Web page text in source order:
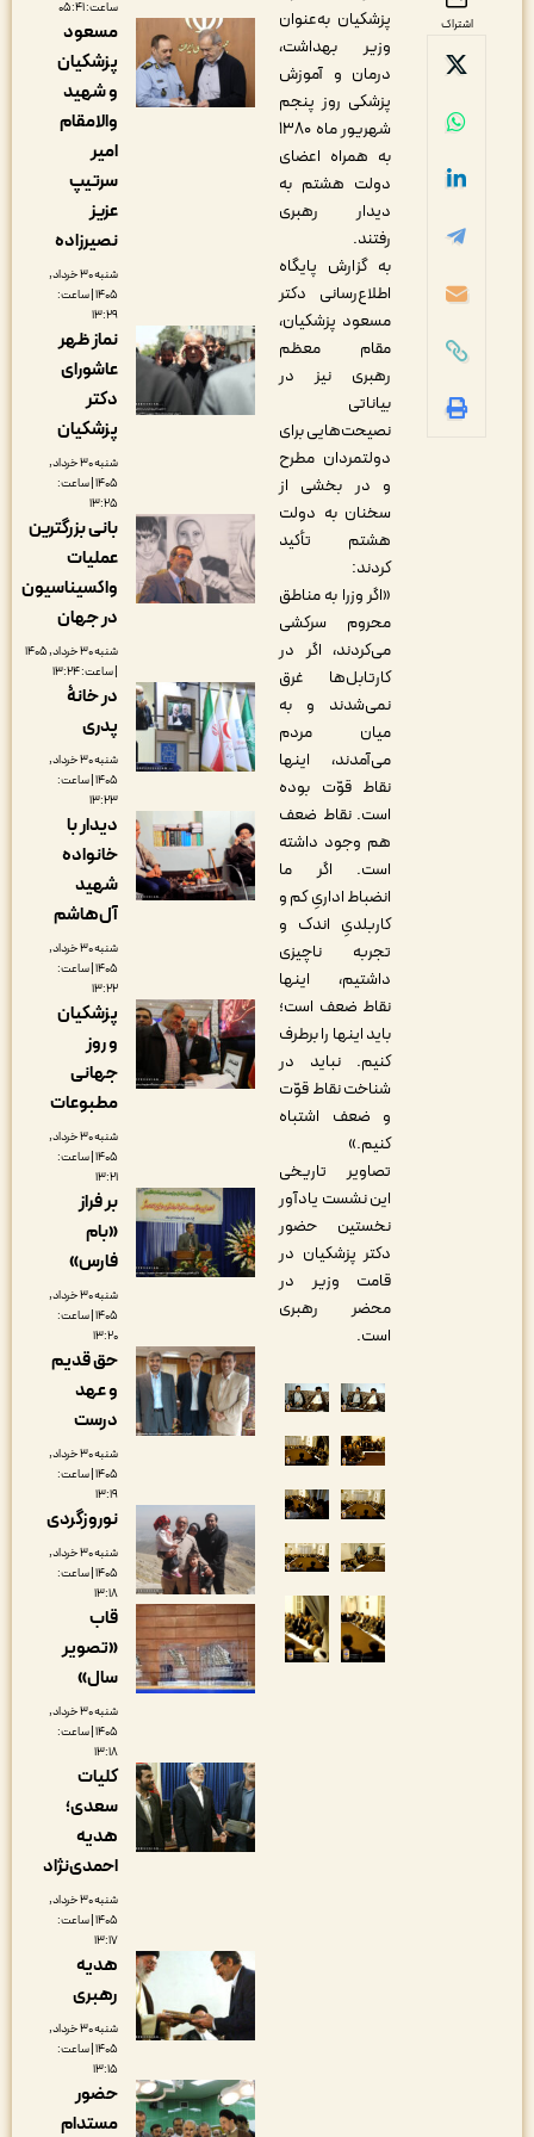
پزشکیان به‌عنوان
وزیر بهداشت،
درمان و آموزش
پزشکی روز پنجم
شهریور ماه ۱۳۸۰
به همراه اعضای
دولت هشتم به
دیدار رهبری
به گزارش پایگاه
اطلاع‌رسانی دکتر
مسعود پزشکیان،
مقام معظم
رهبری نیز در
نصیحت‌هایی برای
دولتمردان مطرح
و در بخشی از
سخنان به دولت
هشتم تأکید
«اگر وزرا به مناطق
محروم سرکشی
می‌کردند، اگر در
کارتابل‌ها غرق
نمی‌شدند و به
میان مردم
می‌آمدند، اینها
نقاط قوّت بوده
است. نقاط ضعف
هم وجود داشته
است. اگر ما
انضباط ادارىِ کم و
کاربلدىِ اندک و
تجربه ناچیزی
داشتیم، اینها
نقاط ضعف است؛
باید اینها را برطرف
کنیم. نباید در
شناخت نقاط قوّت
و ضعف اشتباه
تصاویر تاریخی
این نشست یادآور
نخستین حضور
دکتر پزشکیان در
قامت وزیر در
محضر رهبری
مسعود
پزشکیان
و شهید
والامقام
نصیرزاده
شنبه ۳۰ خرداد,
۱۴۰۵ | ساعت:
نماز ظهر
عاشورای
دکتر
پزشکیان
شنبه ۳۰ خرداد,
۱۴۰۵ | ساعت:
بانی بزرگترین
عملیات
واکسیناسیون
در جهان
شنبه ۳۰ خرداد, ۱۴۰۵
در خانۀ
پدری
شنبه ۳۰ خرداد,
۱۴۰۵ | ساعت:
دیدار با
خانواده
شهید
آل‌هاشم
شنبه ۳۰ خرداد,
۱۴۰۵ | ساعت:
پزشکیان
و روز
جهانی
مطبوعات
شنبه ۳۰ خرداد,
۱۴۰۵ | ساعت:
بر فراز
«بام
فارس»
شنبه ۳۰ خرداد,
۱۴۰۵ | ساعت:
حق قدیم
و عهد
درست
شنبه ۳۰ خرداد,
۱۴۰۵ | ساعت:
نوروزگردی
شنبه ۳۰ خرداد,
۱۴۰۵ | ساعت:
۱۳:۱۸
قاب
«تصویر
سال»
شنبه ۳۰ خرداد,
۱۴۰۵ | ساعت:
کلیات
سعدی؛
هدیه
احمدی‌نژاد
شنبه ۳۰ خرداد,
۱۴۰۵ | ساعت:
هدیه
رهبری
شنبه ۳۰ خرداد,
۱۴۰۵ | ساعت:
حضور
مستدام